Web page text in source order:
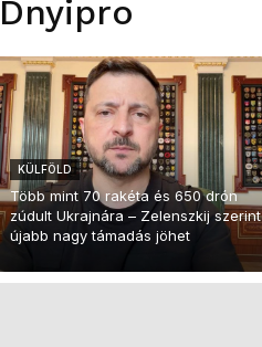
Dnyipro
KÜLFÖLD
Több mint 70 rakéta és 650 drón
zúdult Ukrajnára – Zelenszkij szerint
újabb nagy támadás jöhet